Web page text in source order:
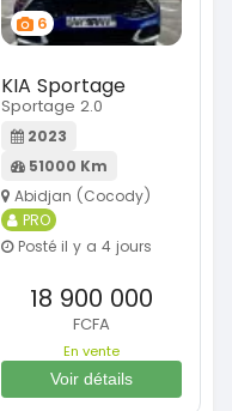
6
KIA Sportage
Sportage 2.0
2023
51000 Km
Abidjan (Cocody)
PRO
Posté il y a 4 jours
18 900 000
FCFA
En vente
Voir détails